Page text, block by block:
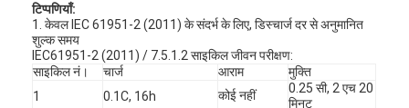
निम बैटरी पैक
निक बैटरी पैक
टिप्पणियाँ:
1. केवल IEC 61951-2 (2011) के संदर्भ के लिए, डिस्चार्ज दर से अनुमानित
शुल्क समय
IEC61951-2 (2011) / 7.5.1.2 साइकिल जीवन परीक्षण:
साइकिल नं।
चार्ज आराम
मुक्ति
1
0.1C, 16h कोई नहीं
0.25 सी, 2 एच 20
मिनट